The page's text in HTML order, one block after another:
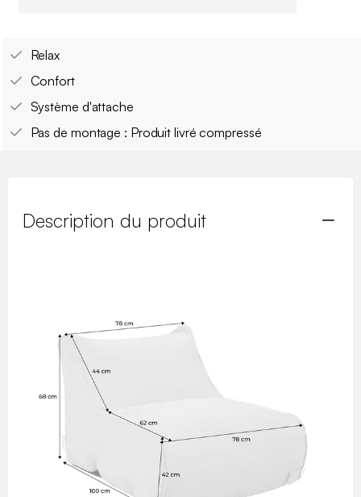
Relax
Confort
Système d'attache
Pas de montage : Produit livré compressé
Description du produit